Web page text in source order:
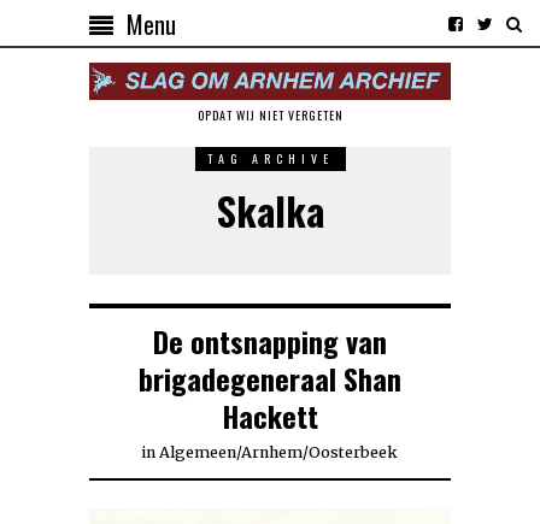
Menu
OPDAT WIJ NIET VERGETEN
TAG ARCHIVE
Skalka
De ontsnapping van
brigadegeneraal Shan
Hackett
in Algemeen/Arnhem/Oosterbeek